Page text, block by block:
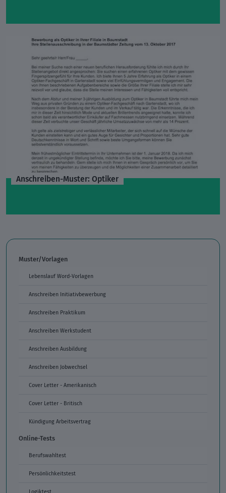
Anschreiben-Muster: Optiker
Muster/Vorlagen
Lebenslauf Word-Vorlagen
Anschreiben Initiativbewerbung
Anschreiben Praktikum
Anschreiben Werkstudent
Anschreiben Ausbildung
Anschreiben Jobwechsel
Cover Letter - Amerikanisch
Cover Letter - Britisch
Kündigung Arbeitsvertrag
Online-Tests
Berufswahltest
Persönlichkeitstest